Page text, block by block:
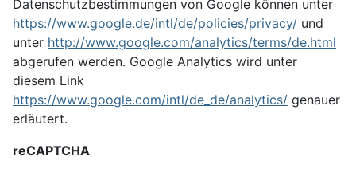
Datenschutzbestimmungen von Google können unter
https://www.google.de/intl/de/policies/privacy/ und
unter http://www.google.com/analytics/terms/de.html
abgerufen werden. Google Analytics wird unter
diesem Link
https://www.google.com/intl/de_de/analytics/ genauer
erläutert.
reCAPTCHA